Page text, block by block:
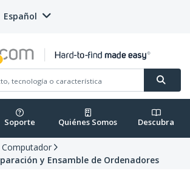
Español
Soporte Quiénes Somos Descubra
Computador
y Ensamble de Ordenadores